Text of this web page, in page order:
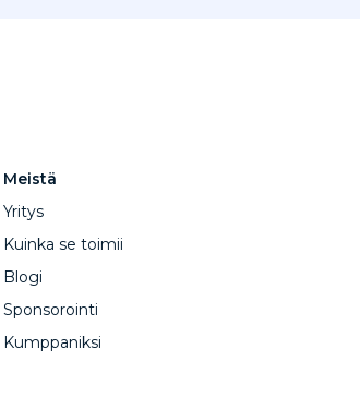
Meistä
Yritys
Kuinka se toimii
Blogi
Sponsorointi
Kumppaniksi